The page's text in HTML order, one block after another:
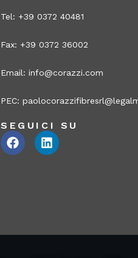
Tel: +39 0372 40481
Fax: +39 0372 36002
Email: info@corazzi.com
PEC:
SEGUICI SU